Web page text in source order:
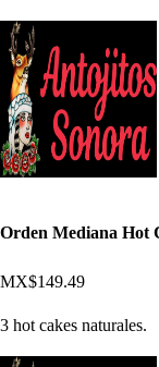
Orden Mediana Hot
MX$149.49
3 hot cakes naturales.